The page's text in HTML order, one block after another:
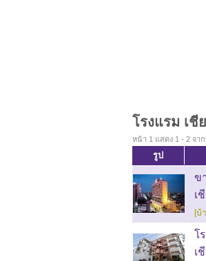
โรงแรม เชี
หน้า 1 แสดง 1 - 2 จา
รูป
ข
เ
[บ้
โ
เ